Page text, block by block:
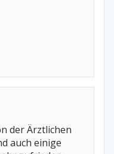
der Ärztlichen
auch einige